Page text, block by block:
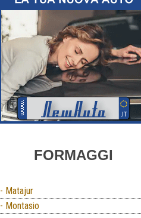
FORMAGGI
- Matajur
- Montasio